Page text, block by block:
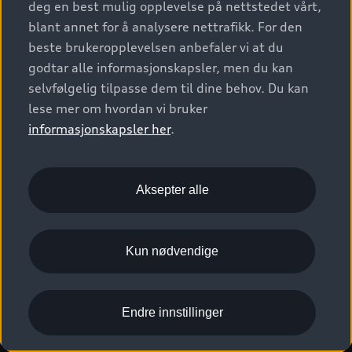
S/RS
Konseptbiler og prototyper
Prislister
Leasing
Bilgarantier
Audi Forsikring
Verkstedtjenester
Functions on demand
Kom i gang med myAudi
Kundeservice
Nyhetsbrev
Presse
Karriere
Bli sertifisert merkeverksted
Autoretur
Åpenhetsloven
© 2026 AUDI NORGE. All Rights Reserved.
Imprint Ansvarserklæring
Personvern
Informasjonskapsler (cookies)
Juridisk informasjon AUDI AG
deg en best mulig opplevelse på nettstedet vårt,
blant annet for å analysere nettrafikk. For den
beste brukeropplevelsen anbefaler vi at du
godtar alle informasjonskapsler, men du kan
selvfølgelig tilpasse dem til dine behov. Du kan
lese mer om hvordan vi bruker
informasjonskapsler her.
Aksepter alle
Kun nødvendige
Endre innstillinger